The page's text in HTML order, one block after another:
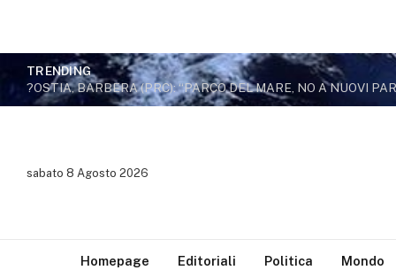
TRENDING
sabato 8 Agosto 2026
Homepage Editoriali Politica Mondo